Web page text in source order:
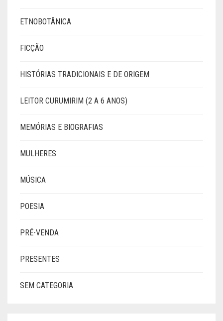
ETNOBOTÂNICA
FICÇÃO
HISTÓRIAS TRADICIONAIS E DE ORIGEM
LEITOR CURUMIRIM (2 A 6 ANOS)
MEMÓRIAS E BIOGRAFIAS
MULHERES
MÚSICA
POESIA
PRÉ-VENDA
PRESENTES
SEM CATEGORIA